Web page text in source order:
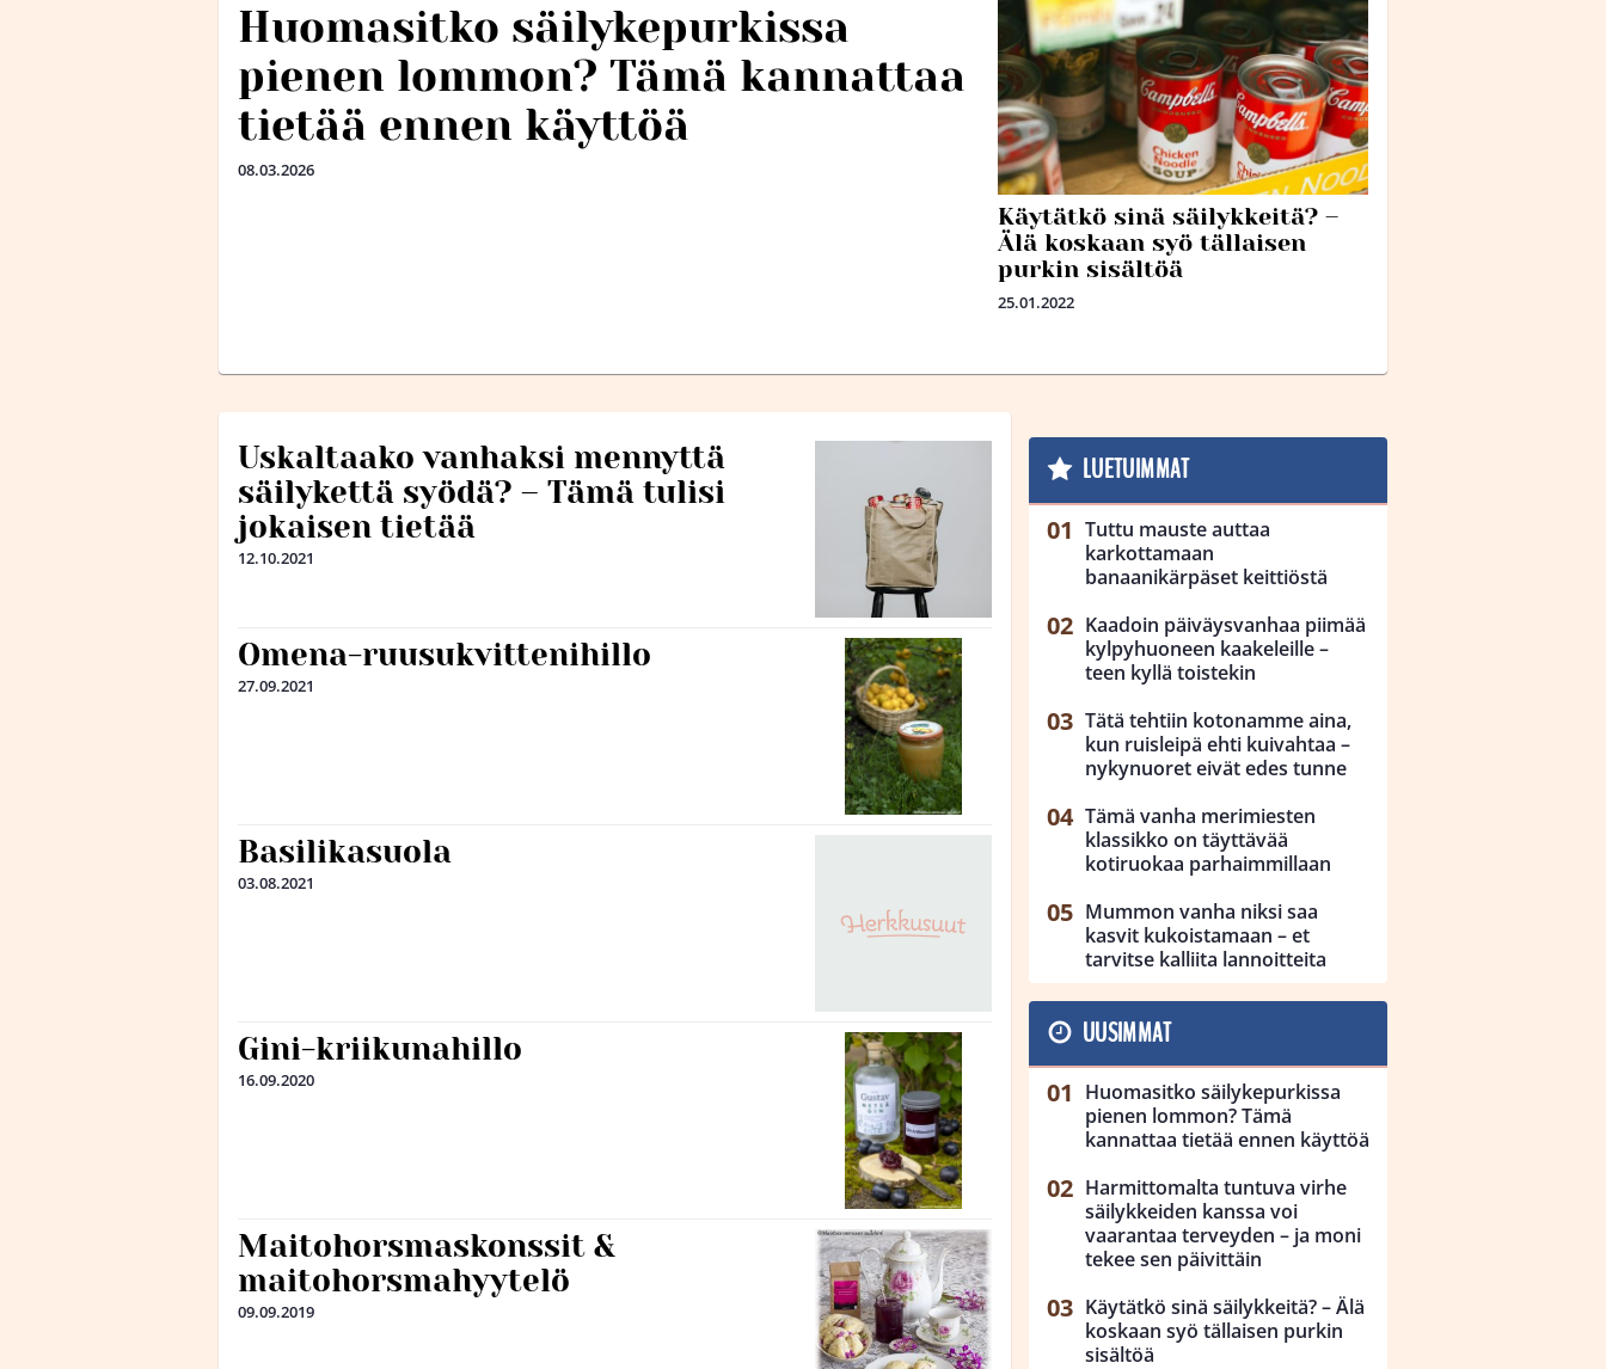
Huomasitko säilykepurkissa
pienen lommon? Tämä kannattaa
tietää ennen käyttöä
08.03.2026
Käytätkö sinä säilykkeitä? –
Älä koskaan syö tällaisen
purkin sisältöä
25.01.2022
Uskaltaako vanhaksi mennyttä
säilykettä syödä? – Tämä tulisi
jokaisen tietää
12.10.2021
Omena-ruusukvittenihillo
27.09.2021
Basilikasuola
03.08.2021
Gini-kriikunahillo
16.09.2020
Maitohorsmaskonssit &
maitohorsmahyytelö
09.09.2019
LUETUIMMAT
Tuttu mauste auttaa
karkottamaan
banaanikärpäset keittiöstä
Kaadoin päiväysvanhaa piimää
kylpyhuoneen kaakeleille –
teen kyllä toistekin
Tätä tehtiin kotonamme aina,
kun ruisleipä ehti kuivahtaa –
nykynuoret eivät edes tunne
Tämä vanha merimiesten
klassikko on täyttävää
kotiruokaa parhaimmillaan
Mummon vanha niksi saa
kasvit kukoistamaan – et
tarvitse kalliita lannoitteita
UUSIMMAT
Huomasitko säilykepurkissa
pienen lommon? Tämä
kannattaa tietää ennen käyttöä
Harmittomalta tuntuva virhe
säilykkeiden kanssa voi
vaarantaa terveyden – ja moni
tekee sen päivittäin
Käytätkö sinä säilykkeitä? – Älä
koskaan syö tällaisen purkin
sisältöä